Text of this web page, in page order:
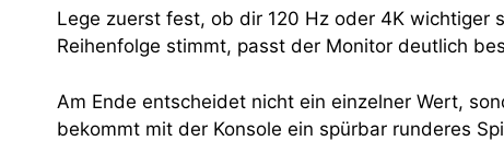
Lege zuerst fest, ob dir 120 Hz oder 4K wichtiger
Reihenfolge stimmt, passt der Monitor deutlich
Am Ende entscheidet nicht ein einzelner Wert,
bekommt mit der Konsole ein spürbar runderes